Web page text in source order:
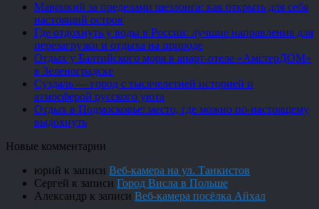
Маврикий за пределами шезлонга: как открыть для себя
настоящий остров
Где отдохнуть у воды в России: лучшие направления для
перезагрузки и отдыха на природе
Отдых у Балтийского моря в апарт-отеле «АмстерДОМ»
в Зеленоградске
Суздаль — город с тысячелетней историей и
атмосферой русского уюта
Отдых в Подмосковье: место, где можно по-настоящему
выдохнуть
Новые комментарии
юрий к записи Веб-камера на ул. Танкистов
Сергей к записи Город Висла в Польше
Александр к записи Веб-камера посёлка Айхал